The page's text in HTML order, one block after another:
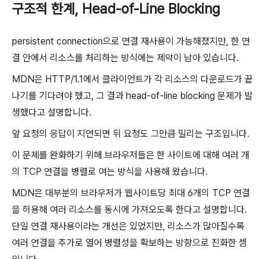
구조적 한계, Head-of-Line Blocking
persistent connection으로 연결 재사용이 가능해졌지만, 한 연
결 안에서 리소스를 처리하는 방식에는 제약이 남아 있습니다.
MDN은 HTTP/1.1에서 클라이언트가 각 리소스의 다운로드가 끝
나기를 기다려야 했고, 그 결과 head-of-line blocking 문제가 발
생했다고 설명합니다.
앞 요청의 응답이 지연되면 뒤 요청도 그만큼 밀리는 구조입니다.
이 문제를 완화하기 위해 브라우저들은 한 사이트에 대해 여러 개
의 TCP 연결을 병렬로 여는 방식을 사용해 왔습니다.
MDN은 대부분의 브라우저가 웹사이트당 최대 6개의 TCP 연결
을 허용해 여러 리소스를 동시에 가져오도록 한다고 설명합니다.
단일 연결 재사용이라는 개선은 있었지만, 리소스가 많아질수록
여러 연결을 추가로 열어 병렬성을 확보하는 방향으로 진화한 셈